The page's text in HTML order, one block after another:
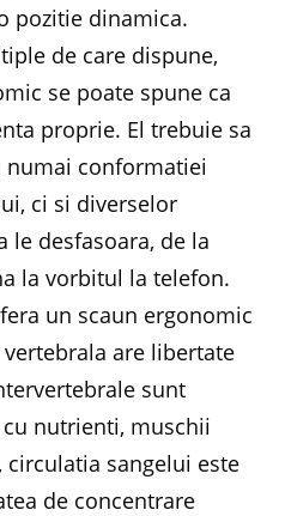
pozitie dinamica.
de care dispune,
se poate spune ca
proprie. El trebuie sa
numai conformatiei
ci si diverselor
le desfasoara, de la
la vorbitul la telefon.
un scaun ergonomic
are libertate
sunt
nutrienti, muschii
sangelui este
de concentrare